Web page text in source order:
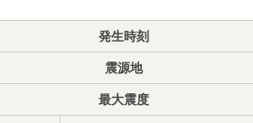
発生時刻
震源地
最大震度